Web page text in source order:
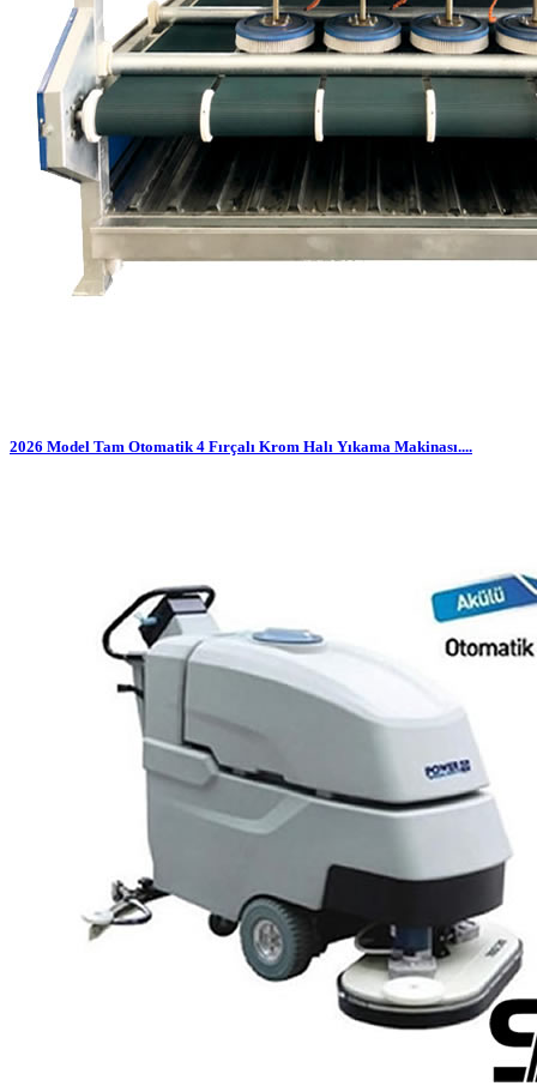
2026 Model Tam Otomatik 4 Fırçalı Krom Halı Yıkama Makinası....